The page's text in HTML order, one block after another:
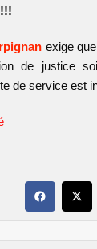
exige
de justice
de service est